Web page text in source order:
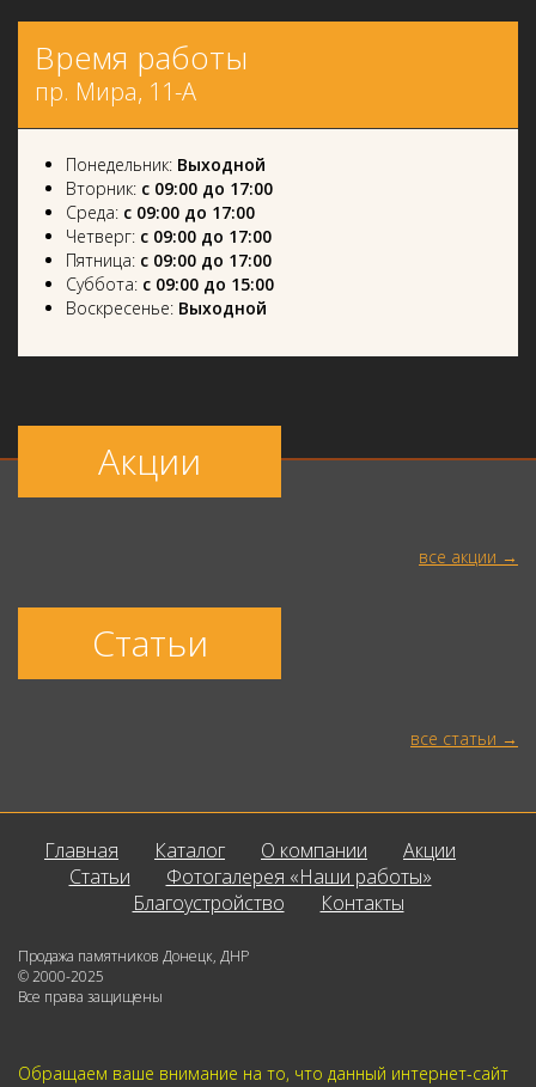
Время работы
пр. Мира, 11-А
Понедельник: Выходной
Вторник: с 09:00 до 17:00
Среда: с 09:00 до 17:00
Четверг: с 09:00 до 17:00
Пятница: с 09:00 до 17:00
Суббота: с 09:00 до 15:00
Воскресенье: Выходной
Акции
все акции
Статьи
все статьи
Главная Каталог О компании
Акции
Статьи
Фотогалерея «Наши работы»
Благоустройство
Контакты
Продажа памятников Донецк, ДНР
© 2000-2025
Все права защищены
Обращаем ваше внимание на то, что данный интернет-сайт